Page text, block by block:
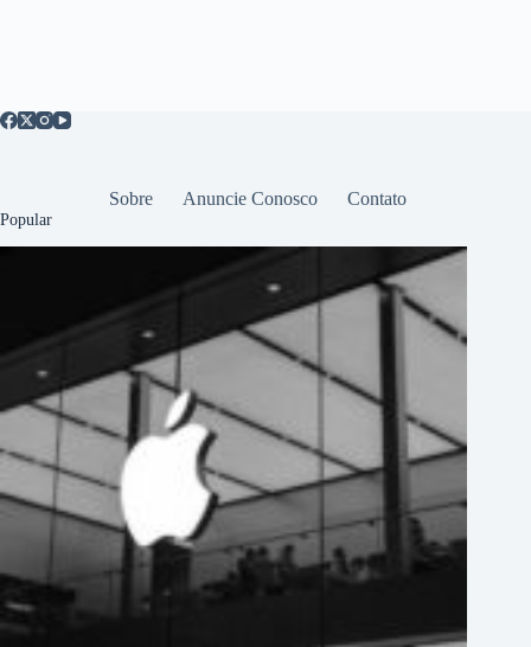
Sobre Anuncie Conosco Contato
Popular